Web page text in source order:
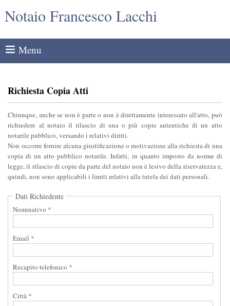
Notaio Francesco Lacchi
Menu
Richiesta Copia Atti
Chiunque, anche se non è parte o non è direttamente interessato all'atto, può
richiedere al notaio il rilascio di una o più copie autentiche di un atto
notarile pubblico, versando i relativi diritti.
Non occorre fornire alcuna giustificazione o motivazione alla richiesta di una
copia di un atto pubblico notarile. Infatti, in quanto imposto da norme di
legge, il rilascio di copie da parte del notaio non è lesivo della riservatezza e,
quindi, non sono applicabili i limiti relativi alla tutela dei dati personali.
Dati Richiedente
Nominativo *
Email *
Recapito telefonico *
Città *